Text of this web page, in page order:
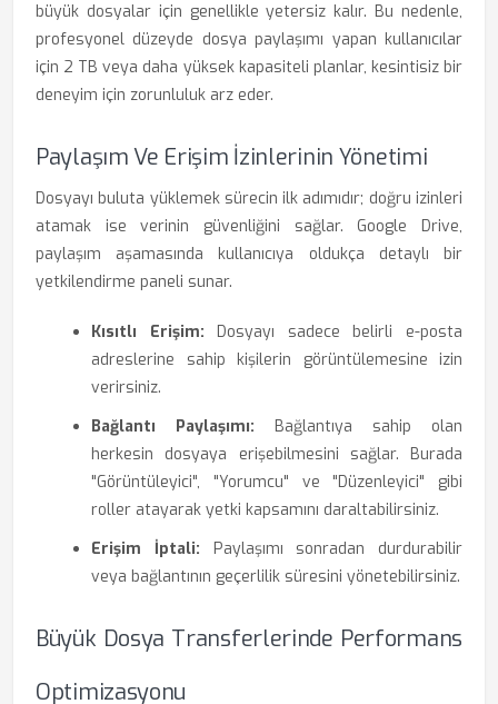
büyük dosyalar için genellikle yetersiz kalır. Bu nedenle,
profesyonel düzeyde dosya paylaşımı yapan kullanıcılar
için 2 TB veya daha yüksek kapasiteli planlar, kesintisiz bir
deneyim için zorunluluk arz eder.
Paylaşım Ve Erişim İzinlerinin Yönetimi
Dosyayı buluta yüklemek sürecin ilk adımıdır; doğru izinleri
atamak ise verinin güvenliğini sağlar. Google Drive,
paylaşım aşamasında kullanıcıya oldukça detaylı bir
yetkilendirme paneli sunar.
Kısıtlı Erişim: Dosyayı sadece belirli e-posta
adreslerine sahip kişilerin görüntülemesine izin
verirsiniz.
Bağlantı Paylaşımı: Bağlantıya sahip olan
herkesin dosyaya erişebilmesini sağlar. Burada
"Görüntüleyici", "Yorumcu" ve "Düzenleyici" gibi
roller atayarak yetki kapsamını daraltabilirsiniz.
Erişim İptali: Paylaşımı sonradan durdurabilir
veya bağlantının geçerlilik süresini yönetebilirsiniz.
Büyük Dosya Transferlerinde Performans
Optimizasyonu